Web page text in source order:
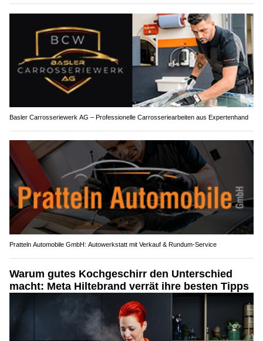
Basler Carrosseriewerk AG – Professionelle Carrosseriearbeiten aus Expertenhand
Pratteln Automobile GmbH: Autowerkstatt mit Verkauf & Rundum-Service
Warum gutes Kochgeschirr den Unterschied
macht: Meta Hiltebrand verrät ihre besten Tipps